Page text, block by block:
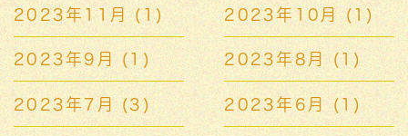
2023年11月 (1) 2023年10月 (1)
2023年9月 (1) 2023年8月 (1)
2023年7月 (3) 2023年6月 (1)